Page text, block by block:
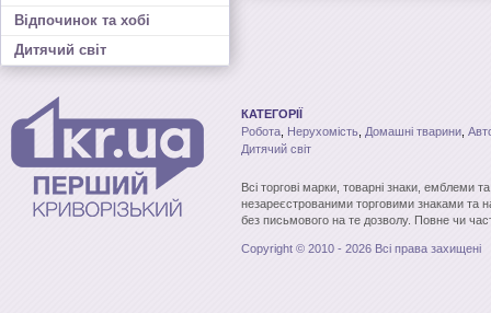
Відпочинок та хобі
Дитячий світ
КАТЕГОРІЇ
Робота Нерухомість Домашні тварини
Дитячий світ
Всі торгові марки, товарні знаки, емблеми
незареєстрованими торговими знаками та
без письмового на те дозволу. Повне чи
Copyright © 2010 - 2026 Всі права захищені